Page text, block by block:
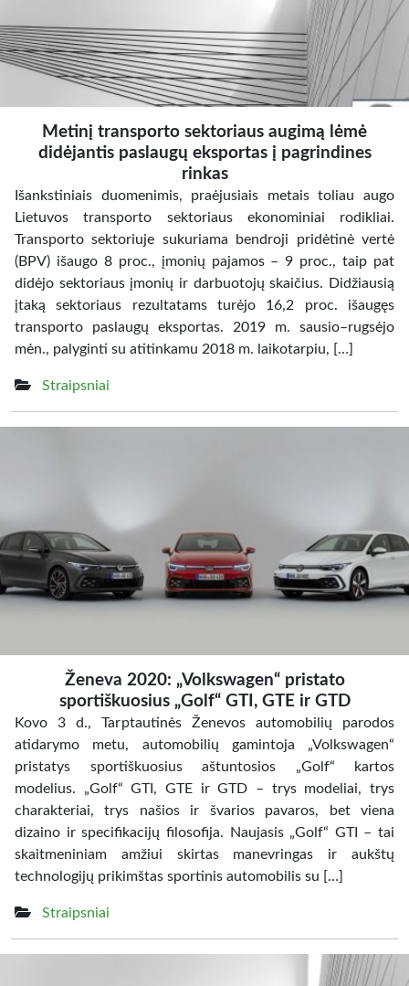
Metinį transporto sektoriaus augimą lėmė
didėjantis paslaugų eksportas į pagrindines
rinkas
Išankstiniais duomenimis, praėjusiais metais toliau augo
Lietuvos transporto sektoriaus ekonominiai rodikliai.
Transporto sektoriuje sukuriama bendroji pridėtinė vertė
(BPV) išaugo 8 proc., įmonių pajamos – 9 proc., taip pat
didėjo sektoriaus įmonių ir darbuotojų skaičius. Didžiausią
įtaką sektoriaus rezultatams turėjo 16,2 proc. išaugęs
transporto paslaugų eksportas. 2019 m. sausio–rugsėjo
mėn., palyginti su atitinkamu 2018 m. laikotarpiu, […]
Straipsniai
Ženeva 2020: „Volkswagen“ pristato
sportiškuosius „Golf“ GTI, GTE ir GTD
Kovo 3 d., Tarptautinės Ženevos automobilių parodos
atidarymo metu, automobilių gamintoja „Volkswagen“
pristatys sportiškuosius aštuntosios „Golf“ kartos
modelius. „Golf“ GTI, GTE ir GTD – trys modeliai, trys
charakteriai, trys našios ir švarios pavaros, bet viena
dizaino ir specifikacijų filosofija. Naujasis „Golf“ GTI – tai
skaitmeniniam amžiui skirtas manevringas ir aukštų
technologijų prikimštas sportinis automobilis su […]
Straipsniai